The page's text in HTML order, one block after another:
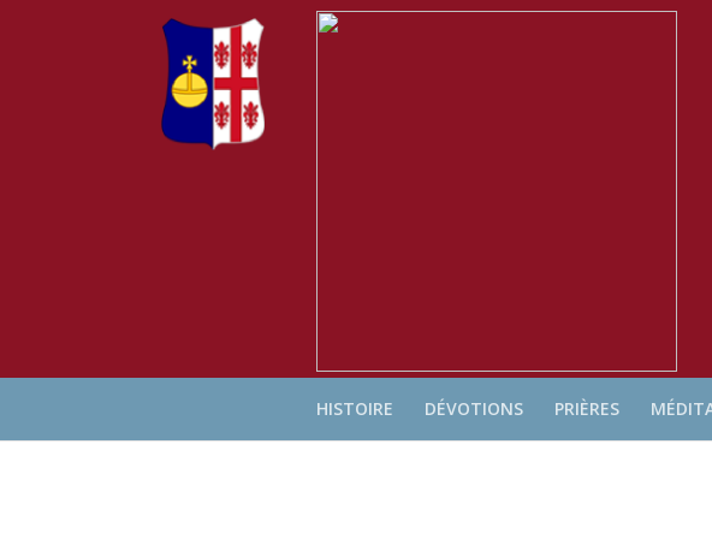
: "continue" targeting switch is equivalent to "break". Did you mean to use
includes/pomo/plural-forms.php
HISTOIRE DÉVOTIONS PRIÈRES